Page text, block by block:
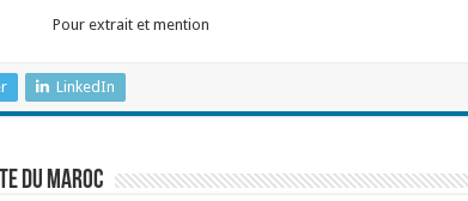
Pour extrait et mention
LinkedIn
du Maroc